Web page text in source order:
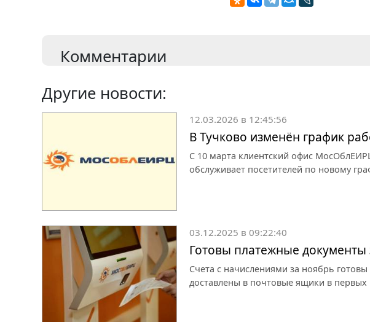
Комментарии
Другие новости:
12.03.2026 в 12:45:56
В Тучково изменён график
С 10 марта клиентский офис
обслуживает посетителей по новому
03.12.2025 в 09:22:40
Готовы платежные документы
Счета с начислениями за ноябрь
доставлены в почтовые ящики в первых